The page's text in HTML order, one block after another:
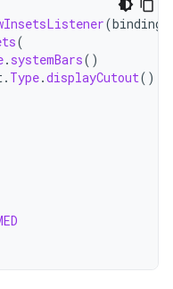
(binding
(
. systemBars()
. Type.displayCutout()